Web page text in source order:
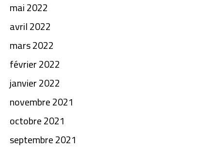
mai 2022
avril 2022
mars 2022
février 2022
janvier 2022
novembre 2021
octobre 2021
septembre 2021